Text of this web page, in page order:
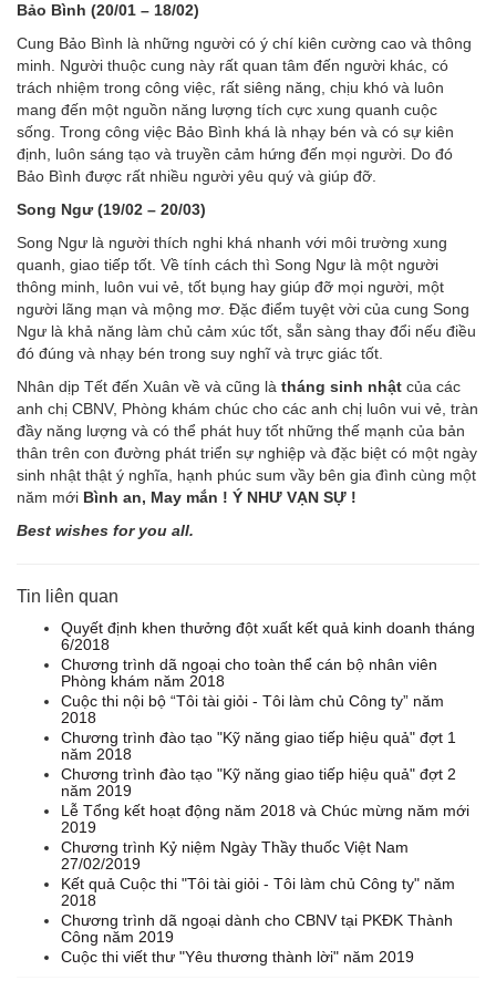
Bảo Bình (20/01 – 18/02)
Cung Bảo Bình là những người có ý chí kiên cường cao và thông
minh. Người thuộc cung này rất quan tâm đến người khác, có
trách nhiệm trong công việc, rất siêng năng, chịu khó và luôn
mang đến một nguồn năng lượng tích cực xung quanh cuộc
sống. Trong công việc Bảo Bình khá là nhạy bén và có sự kiên
định, luôn sáng tạo và truyền cảm hứng đến mọi người. Do đó
Bảo Bình được rất nhiều người yêu quý và giúp đỡ.
Song Ngư (19/02 – 20/03)
Song Ngư là người thích nghi khá nhanh với môi trường xung
quanh, giao tiếp tốt. Về tính cách thì Song Ngư là một người
thông minh, luôn vui vẻ, tốt bụng hay giúp đỡ mọi người, một
người lãng mạn và mộng mơ. Đặc điểm tuyệt vời của cung Song
Ngư là khả năng làm chủ cảm xúc tốt, sẵn sàng thay đổi nếu điều
đó đúng và nhạy bén trong suy nghĩ và trực giác tốt.
Nhân dịp Tết đến Xuân về và cũng là tháng sinh nhật của các
anh chị CBNV, Phòng khám chúc cho các anh chị luôn vui vẻ, tràn
đầy năng lượng và có thể phát huy tốt những thế mạnh của bản
thân trên con đường phát triển sự nghiệp và đặc biệt có một ngày
sinh nhật thật ý nghĩa, hạnh phúc sum vầy bên gia đình cùng một
năm mới Bình an, May mắn ! Ý NHƯ VẠN SỰ !
Best wishes for you all.
Tin liên quan
Quyết định khen thưởng đột xuất kết quả kinh doanh tháng
6/2018
Chương trình dã ngoại cho toàn thể cán bộ nhân viên
Phòng khám năm 2018
Cuộc thi nội bộ “Tôi tài giỏi - Tôi làm chủ Công ty” năm
2018
Chương trình đào tạo "Kỹ năng giao tiếp hiệu quả" đợt 1
năm 2018
Chương trình đào tạo "Kỹ năng giao tiếp hiệu quả" đợt 2
năm 2019
Lễ Tổng kết hoạt động năm 2018 và Chúc mừng năm mới
2019
Chương trình Kỷ niệm Ngày Thầy thuốc Việt Nam
27/02/2019
Kết quả Cuộc thi "Tôi tài giỏi - Tôi làm chủ Công ty" năm
2018
Chương trình dã ngoại dành cho CBNV tại PKĐK Thành
Công năm 2019
Cuộc thi viết thư "Yêu thương thành lời" năm 2019